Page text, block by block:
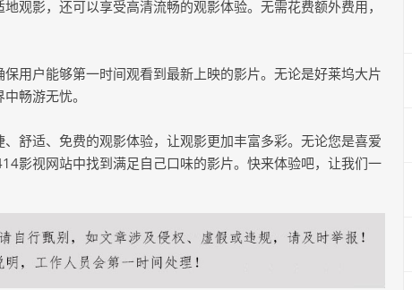
观影，还可以享受高清流畅的观影体验。无需花费额外费用，
用户能够第一时间观看到最新上映的影片。无论是好莱坞大片
畅游无忧。
舒适、免费的观影体验，让观影更加丰富多彩。无论您是喜爱
影视网站中找到满足自己口味的影片。快来体验吧，让我们一